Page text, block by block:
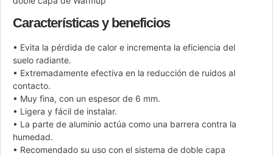
Características y beneficios
• Evita la pérdida de calor e incrementa la eficiencia del
suelo radiante.
• Extremadamente efectiva en la reducción de ruidos al
contacto.
• Muy fina, con un espesor de 6 mm.
• Ligera y fácil de instalar.
• La parte de aluminio actúa como una barrera contra la
humedad.
• Recomendado su uso con el sistema de doble capa